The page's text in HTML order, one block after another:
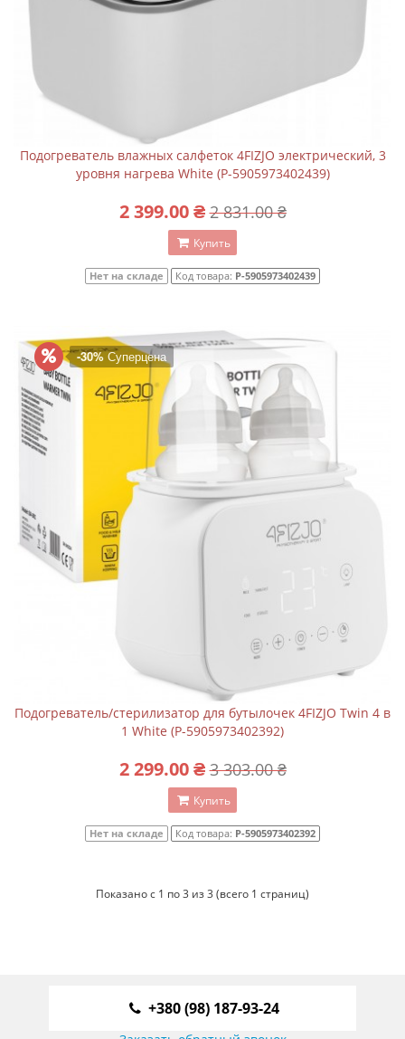
Подогреватель влажных салфеток 4FIZJO электрический, 3
уровня нагрева White (P-5905973402439)
2 399.00 ₴ 2 831.00 ₴
Купить
Нет на складе Код товара: P-5905973402439
-30%Суперцена
Подогреватель/стерилизатор для бутылочек 4FIZJO Twin 4 в
1 White (P-5905973402392)
2 299.00 ₴ 3 303.00 ₴
Купить
Нет на складе Код товара: P-5905973402392
Показано с 1 по 3 из 3 (всего 1 страниц)
+380 (98) 187-93-24